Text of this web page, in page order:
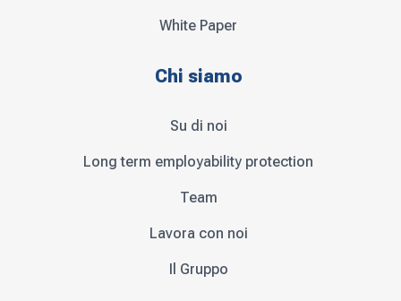
White Paper
Chi siamo
Su di noi
Long term employability protection
Team
Lavora con noi
Il Gruppo